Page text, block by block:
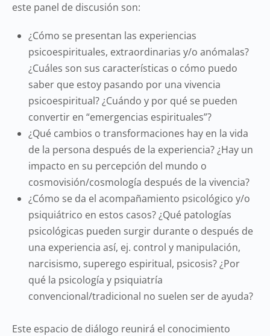
este panel de discusión son:
¿Cómo se presentan las experiencias
psicoespirituales, extraordinarias y/o anómalas?
¿Cuáles son sus características o cómo puedo
saber que estoy pasando por una vivencia
psicoespiritual? ¿Cuándo y por qué se pueden
convertir en “emergencias espirituales”?
¿Qué cambios o transformaciones hay en la vida
de la persona después de la experiencia? ¿Hay un
impacto en su percepción del mundo o
cosmovisión/cosmología después de la vivencia?
¿Cómo se da el acompañamiento psicológico y/o
psiquiátrico en estos casos? ¿Qué patologías
psicológicas pueden surgir durante o después de
una experiencia así, ej. control y manipulación,
narcisismo, superego espiritual, psicosis? ¿Por
qué la psicología y psiquiatría
convencional/tradicional no suelen ser de ayuda?
Este espacio de diálogo reunirá el conocimiento